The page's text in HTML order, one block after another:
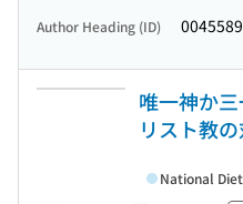
Author Heading (ID)
唯一神か
リスト教
National